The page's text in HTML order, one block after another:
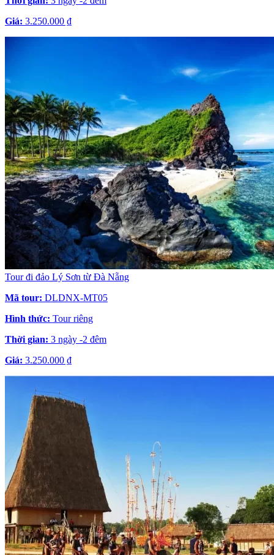
Giá: 3.250.000 ₫
Tour đi đảo Lý Sơn từ Đà Nẵng
Mã tour: DLDNX-MT05
Hình thức: Tour riêng
Thời gian: 3 ngày -2 đêm
Giá: 3.250.000 ₫